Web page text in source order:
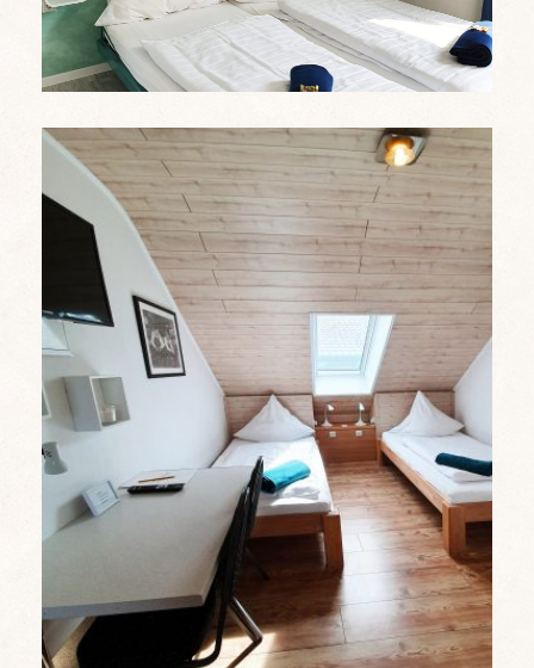
Zweibett-Apartments
Mehr erfahren